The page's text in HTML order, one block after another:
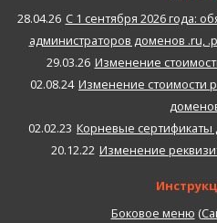
28.04.26 С 1 сентября 2026 года:
администраторов доменов .ru,
29.03.26 Изменение
02.08.24 Изменение стоимости
02.02.23 Корневые сертификаты
20.12.22 Изменение
Боковое меню (